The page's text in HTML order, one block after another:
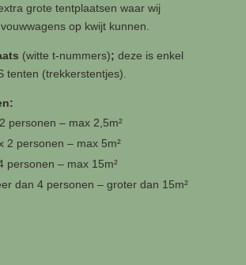
grote tentplaatsen waar wij
op kwijt kunnen.
(witte t-nummers); deze is enkel
tenten (trekkerstentjes).
personen – max 2,5m²
2 personen – max 5m²
personen – max 15m²
dan 4 personen – groter dan 15m²